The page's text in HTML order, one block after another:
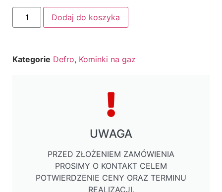
Dodaj do koszyka
Kategorie Defro, Kominki na gaz
UWAGA
PRZED ZŁOŻENIEM ZAMÓWIENIA
PROSIMY O KONTAKT CELEM
POTWIERDZENIE CENY ORAZ TERMINU
REALIZACJI.